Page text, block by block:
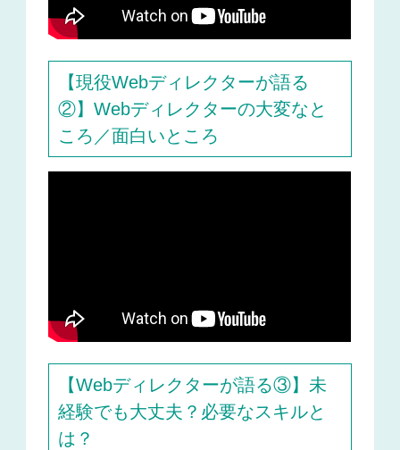
【現役Webディレクターが語る
②】Webディレクターの大変なと
ころ／面白いところ
【Webディレクターが語る③】未
経験でも大丈夫？必要なスキルと
は？